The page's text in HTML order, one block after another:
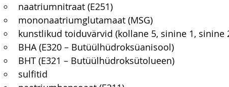
naatriumnitraat (E251)
mononaatriumglutamaat (MSG)
kunstlikud toiduvärvid (kollane 5, sinine 1, sinine
BHA (E320 – Butüülhüdroksüanisool)
BHT (E321 – Butüülhüdroksütolueen)
sulfitid